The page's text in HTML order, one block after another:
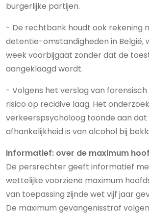
burgerlijke partijen.
- De rechtbank houdt ook rekening
detentie-omstandigheden in België,
week voorbijgaat zonder dat de
aangeklaagd wordt.
- Volgens het verslag van
risico op recidive laag. Het
verkeerspsycholoog toonde aan dat
afhankelijkheid is van alcohol bij
Informatief: over de maximum
De persrechter geeft informatief
wettelijke voorziene maximum
van toepassing zijnde wet vijf jaar
De maximum gevangenisstraf